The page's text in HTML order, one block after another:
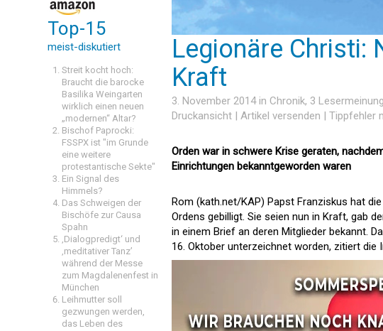
Top-15
meist-diskutiert
Streit kocht hoch:
Braucht die barocke
Basilika Weingarten
wirklich einen neuen
„modernen“ Altar?
Bischof Paprocki:
FSSPX ist "im Grunde
eine weitere
protestantische Sekte"
Ein Signal des
Himmels?
Das Schweigen der
Bischöfe zur Causa
Spahn
‚Dialogpredigt‘ und
‚meditativer Tanz’
während der Messe
zum Magdalenenfest in
München
Leihmutter soll
gezwungen werden,
das Leben des
Legionäre Christi:
Kraft
3. November 2014 in Chronik, 3
Druckansicht | Artikel versenden | Tippfehler
Orden war in schwere Krise geraten,
Einrichtungen bekanntgeworden waren
Rom (kath.net/KAP) Papst Franziskus hat
Ordens gebilligt. Sie seien nun in Kraft, gab
in einem Brief an deren Mitglieder bekannt.
16. Oktober unterzeichnet worden, zitiert